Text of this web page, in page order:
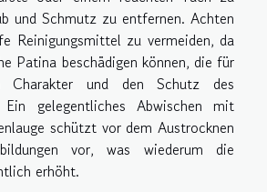
und Schmutz zu entfernen. Achten
Reinigungsmittel zu vermeiden, da
Patina beschädigen können, die für
Charakter und den Schutz des
gelegentliches Abwischen mit
schützt vor dem Austrocknen
vor, was wiederum die
erhöht.